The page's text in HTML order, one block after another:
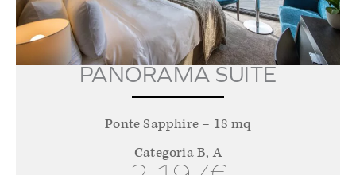
PANORAMA SUITE
Ponte Sapphire – 18 mq
Categoria B, A